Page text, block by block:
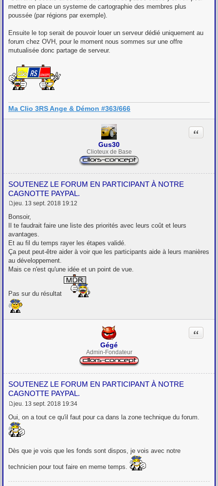
mettre en place un systeme de cartographie des membres plus
poussée (par régions par exemple).
Ensuite le top serait de pouvoir louer un serveur dédié uniquement au
forum chez OVH, pour le moment nous sommes sur une offre
mutualisée donc partage de serveur.
Ma Clio 3RS Ange & Démon #363/666
Gus30
Clioteux de Base
SOUTENEZ LE FORUM EN PARTICIPANT À NOTRE
CAGNOTTE PAYPAL.
Citation
e
s
s
a
g
e
jeu. 13 sept. 2018 19:12
Bonsoir,
Il te faudrait faire une liste des priorités avec leurs coût et leurs
avantages.
Et au fil du temps rayer les étapes validé.
Ça peut peut-être aider à voir que les participants aide à leurs manières
au développement.
Mais ce n'est qu'une idée et un point de vue.
Pas sur du résultat
Gégé
Admin-Fondateur
SOUTENEZ LE FORUM EN PARTICIPANT À NOTRE
CAGNOTTE PAYPAL.
Citation
M
e
s
s
a
e
jeu. 13 sept. 2018 19:34
Oui, on a tout ce qu'il faut pour ca dans la zone technique du forum.
Dès que je vois que les fonds sont dispos, je vois avec notre
technicien pour tout faire en meme temps.